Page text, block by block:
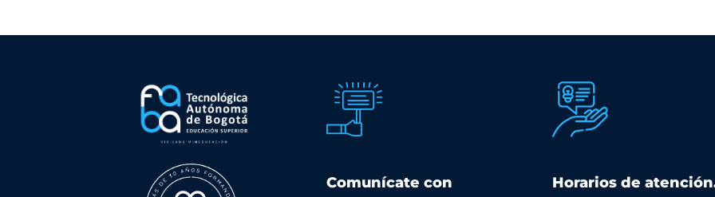
Comunícate con Horarios de